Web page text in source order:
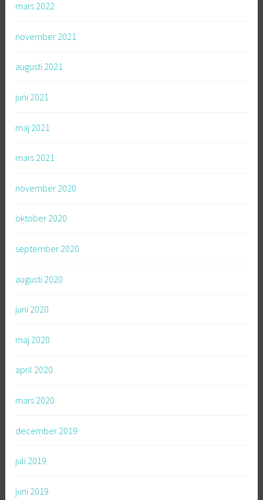
mars 2022
november 2021
augusti 2021
juni 2021
maj 2021
mars 2021
november 2020
oktober 2020
september 2020
augusti 2020
juni 2020
maj 2020
april 2020
mars 2020
december 2019
juli 2019
juni 2019